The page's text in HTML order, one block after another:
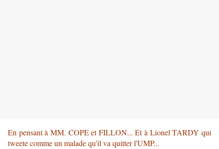
En pensant à MM. COPE et FILLON... Et à Lionel TARDY qui
tweete comme un malade qu'il va quitter l'UMP...